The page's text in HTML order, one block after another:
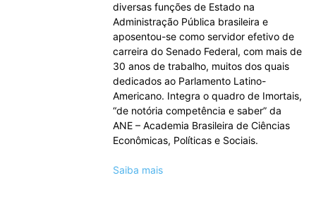
diversas funções de Estado na
Administração Pública brasileira e
aposentou-se como servidor efetivo de
carreira do Senado Federal, com mais de
30 anos de trabalho, muitos dos quais
dedicados ao Parlamento Latino-
Americano. Integra o quadro de Imortais,
“de notória competência e saber” da
ANE – Academia Brasileira de Ciências
Econômicas, Políticas e Sociais.
Saiba mais